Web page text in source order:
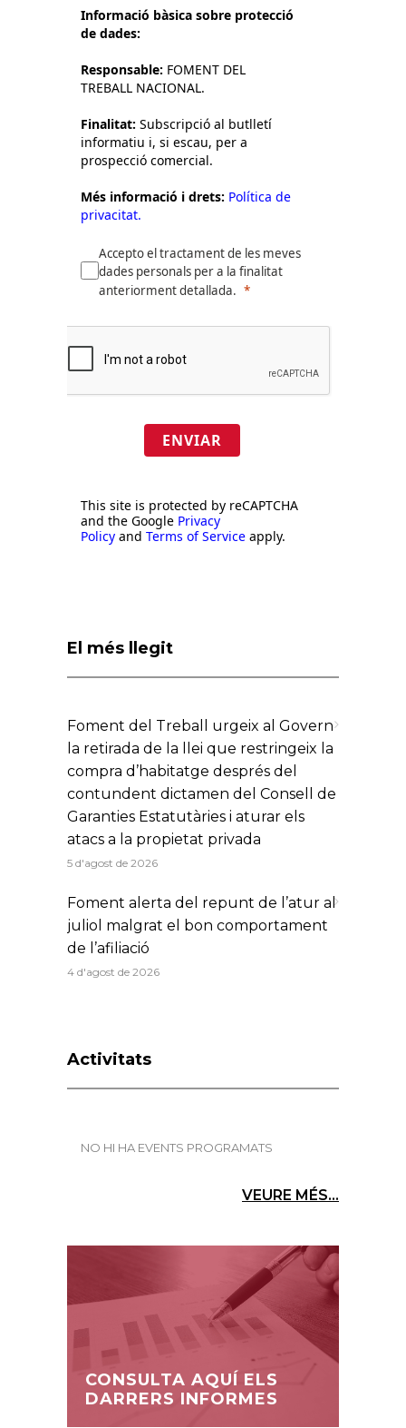
Informació bàsica sobre protecció
de dades:
Responsable: FOMENT DEL
TREBALL NACIONAL.
Finalitat: Subscripció al butlletí
informatiu i, si escau, per a
prospecció comercial.
Més informació i drets: Política de
privacitat.
Accepto el tractament de les meves
dades personals per a la finalitat
anteriorment detallada.
ENVIAR
This site is protected by reCAPTCHA
and the Google Privacy
Policy and Terms of Service apply.
El més llegit
Foment del Treball urgeix al Govern
la retirada de la llei que restringeix la
compra d’habitatge després del
contundent dictamen del Consell de
Garanties Estatutàries i aturar els
atacs a la propietat privada
5 d'agost de 2026
Foment alerta del repunt de l’atur al
juliol malgrat el bon comportament
de l’afiliació
4 d'agost de 2026
Activitats
NO HI HA EVENTS PROGRAMATS
VEURE MÉS...
CONSULTA AQUÍ ELS
DARRERS INFORMES